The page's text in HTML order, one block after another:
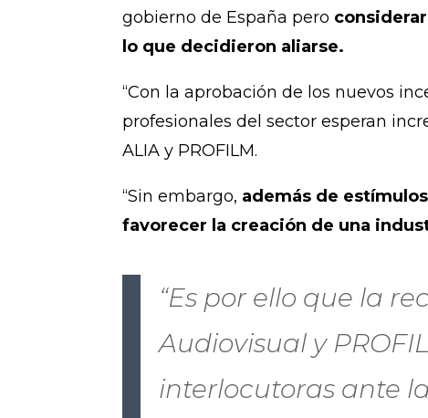
gobierno de España pero
lo que decidieron aliarse.
“Con la aprobación de los nuevos
profesionales del sector esperan
ALIA y PROFILM.
“Sin embargo, además de
favorecer la creación de una
“Es por ello que la
Audiovisual y
interlocutoras ante